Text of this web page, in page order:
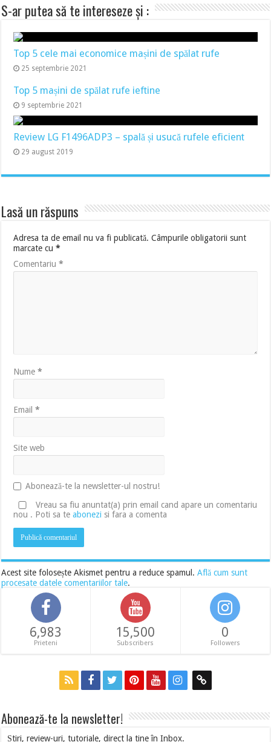
S-ar putea să te intereseze și :
Top 5 cele mai economice mașini de spălat rufe
25 septembrie 2021
Top 5 mașini de spălat rufe ieftine
9 septembrie 2021
Review LG F1496ADP3 – spală și usucă rufele eficient
29 august 2019
Lasă un răspuns
Adresa ta de email nu va fi publicată. Câmpurile obligatorii sunt
marcate cu*
Comentariu*
Nume*
Email*
Site web
Abonează-te la newsletter-ul nostru!
Vreau sa fiu anuntat(a) prin email cand apare un comentariu
nou . Poti sa teabonezi si fara a comenta
Acest site folosește Akismet pentru a reduce spamul.Află cum sunt
procesate datele comentariilor tale.
6,983
Prieteni
15,500
Subscribers
0
Followers
Abonează-te la newsletter!
Știri, review-uri, tutoriale, direct la tine în Inbox.